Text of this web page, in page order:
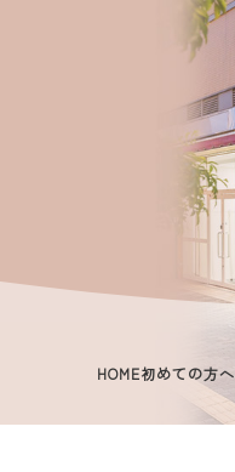
HOME初めての方へ